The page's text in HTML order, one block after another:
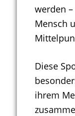
werden
Mensch
Diese
ihrem